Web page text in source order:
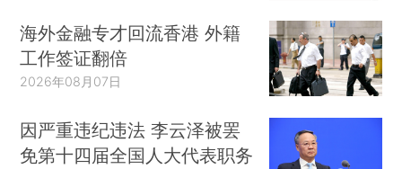
海外金融专才回流香港 外籍
工作签证翻倍
2026年08月07日
因严重违纪违法 李云泽被罢
免第十四届全国人大代表职务